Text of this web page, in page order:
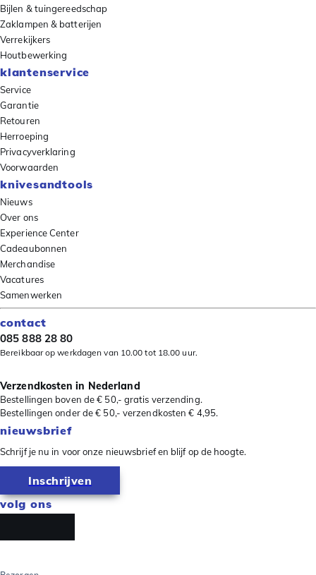
Bijlen & tuingereedschap
Zaklampen & batterijen
Verrekijkers
Houtbewerking
klantenservice
Service
Garantie
Retouren
Herroeping
Privacyverklaring
Voorwaarden
knivesandtools
Nieuws
Over ons
Experience Center
Cadeaubonnen
Merchandise
Vacatures
Samenwerken
contact
085 888 28 80
Bereikbaar op werkdagen van 10.00 tot 18.00 uur.
Verzendkosten in Nederland
Bestellingen boven de € 50,- gratis verzending.
Bestellingen onder de € 50,- verzendkosten € 4,95.
nieuwsbrief
Schrijf je nu in voor onze nieuwsbrief en blijf op de hoogte.
Inschrijven
volg ons